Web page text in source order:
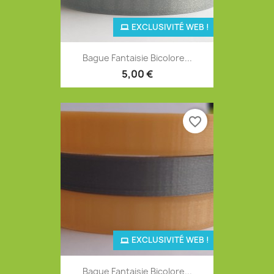
Bague Fantaisie Bicolore...
5,00 €
EXCLUSIVITÉ WEB !
Bague Fantaisie Bicolore...
EXCLUSIVITÉ WEB !
favorite_border